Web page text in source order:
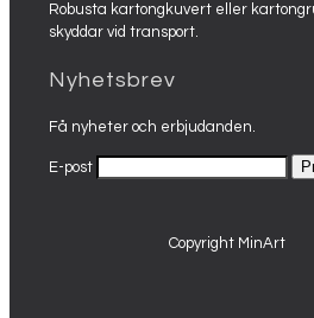
Robusta kartongkuvert eller
skyddar vid transport.
Nyhetsbrev
Få nyheter och erbjudanden.
E-post
Copyright MinArt